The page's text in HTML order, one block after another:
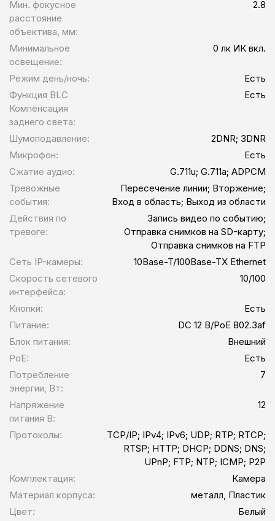
Мин. фокусное
расстояние
объектива, мм:
2.8
Минимальное
освещение:
0 лк ИК вкл.
Режим день/ночь:
Есть
Функция BLC
Компенсация
заднего света:
Есть
Шумоподавление:
2DNR; 3DNR
Микрофон:
Есть
Сжатие аудио:
G.711u; G.711a; ADPCM
Тревожные
события:
Пересечение линии; Вторжение;
Вход в область; Выход из области
Действия по
тревоге:
Запись видео по событию;
Отправка снимков на SD-карту;
Отправка снимков на FTP
Сеть IP-камеры:
10Base-T/100Base-TX Ethernet
Скорость сетевого
интерфейса:
10/100
Кнопки:
Есть
Питание:
DC 12 В/PoE 802.3af
Блок питания:
Внешний
PoE:
Есть
Потребление
энергии, Вт:
7
Напряжение
питания В:
12
Протоколы:
TCP/IP; IPv4; IPv6; UDP; RTP; RTCP;
RTSP; HTTP; DHCP; DDNS; DNS;
UPnP; FTP; NTP; ICMP; P2P
Комплектация:
Камера
Материал корпуса:
металл, Пластик
Цвет:
Белый